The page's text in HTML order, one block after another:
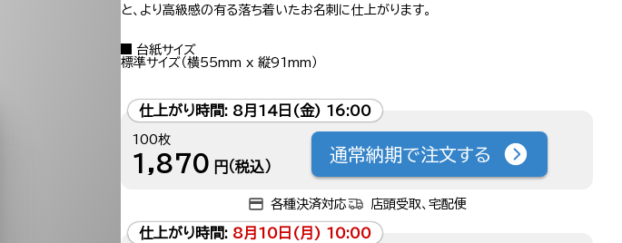
と、より高級感の有る落ち着いたお名刺に仕上がります。
台紙サイズ
標準サイズ（横55mm x 縦91mm）
仕上がり時間: 8月14日(金) 16:00
100枚
1,870 円（税込）
通常納期で注文する
各種決済対応 店頭受取、宅配便
仕上がり時間: 8月10日(月) 10:00